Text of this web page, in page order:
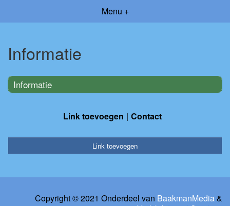
Menu +
Informatie
Informatie
Link toevoegen Contact
Link toevoegen
Copyright © 2021 Onderdeel van BaakmanMedia&